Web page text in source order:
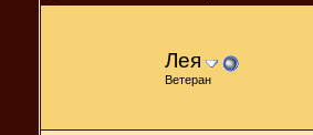
Лея
Ветеран